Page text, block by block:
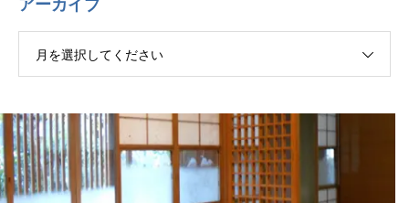
アーカイブ
月を選択してください